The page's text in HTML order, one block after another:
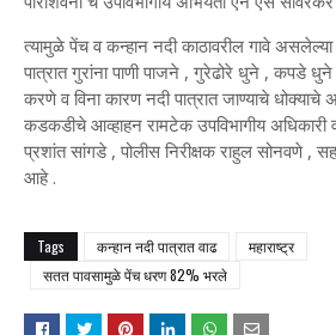
त्यामुळे पेंच व कन्हान नदी काठावरील गावे असलेल्या
पात्रात गुरांना पाणी पाजने , गुरेढोरे धुने , कपडे
करणे व विना कारण नदी पात्रात जाण्याचे
कडकडीचे आव्हाहन रामटेक उपविभागीय अधिकारी
प्रशांत सांगडे , पोलीस निरीक्षक राहुल सोनवणे ,
आहे .
Tags कन्हान नदी पात्रात वाढ
महाराष्ट्र
सतत पावसामुळे पेंच धरण 82% भरले